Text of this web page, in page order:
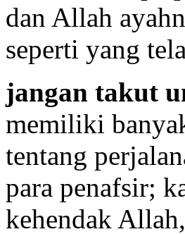
dan Allah
seperti yang
jangan takut
memiliki
tentang
para penafsir;
kehendak